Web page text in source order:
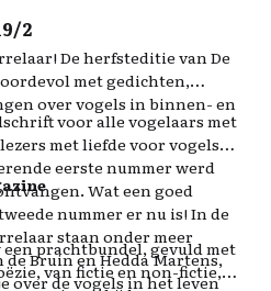
2
De herfsteditie van De
met gedichten,
over vogels in binnen- en
voor alle vogelaars met
met liefde voor vogels.
eerste nummer werd
Wat een goed
nummer er nu is! In de
staan onder meer
Bruin en Hedda Martens,
over de vogels in het leven
een prachtbundel, gevuld met
van fictie en non-fictie,